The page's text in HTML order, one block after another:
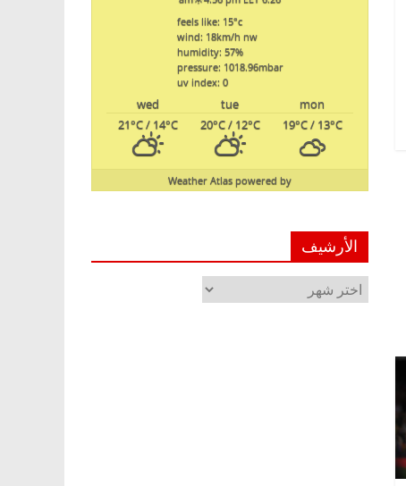
feels like: 15°c
wind: 18km/h nw
humidity: 57%
pressure: 1018.96mbar
uv index: 0
mon
tue
wed
19°C/ 13°C
20°C/ 12°C
21°C/ 14°C
powered by
Weather Atlas
الأرشيف
الأرشيف